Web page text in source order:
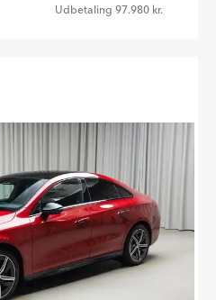
Udbetaling 97.980 kr.